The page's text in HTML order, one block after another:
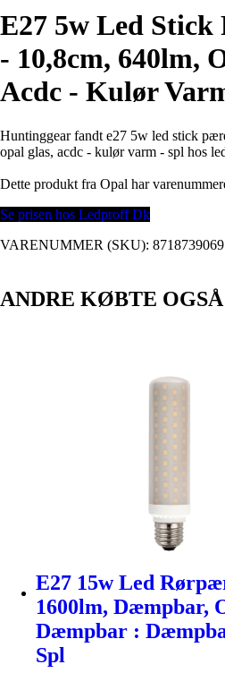
E27 5w Led Stick
- 10,8cm, 640lm,
Acdc - Kulør
Huntinggear fandt e27 5w led stick
opal glas, acdc - kulør varm - spl hos
Dette produkt fra Opal har
Se prisen hos Ledproff Dk
VARENUMMER (SKU):
ANDRE KØBTE OGSÅ
E27 15w Led
1600lm, Dæmpbar,
Dæmpbar :
Spl